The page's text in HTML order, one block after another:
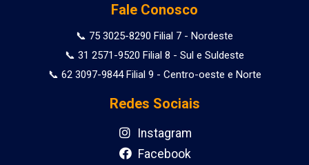
Fale Conosco
📞 75 3025-8290 Filial 7 - Nordeste
📞 31 2571-9520 Filial 8 - Sul e Suldeste
📞 62 3097-9844 Filial 9 - Centro-oeste e Norte
Redes Sociais
Instagram
Facebook